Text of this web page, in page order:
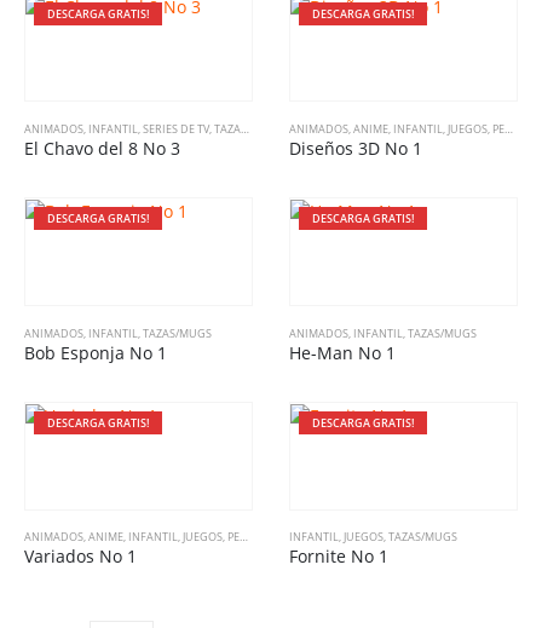
DESCARGA GRATIS!
ANIMADOS, INFANTIL,SERIES DE TV,TAZAS/MUGS
El Chavo del 8 No 3
DESCARGA GRATIS!
ANIMADOS,ANIME, INFANTIL, JUEGOS, PELÍCULAS
Diseños 3D No 1
DESCARGA GRATIS!
ANIMADOS INFANTIL TAZAS/MUGS
Bob Esponja No 1
DESCARGA GRATIS!
ANIMADOS INFANTIL TAZAS/MUGS
He-Man No 1
DESCARGA GRATIS!
ANIMADOS,ANIME, INFANTIL, JUEGOS, PELÍCULAS SERIES DE TV,TAZAS/MUGS,VARIADO
Variados No 1
DESCARGA GRATIS!
INFANTIL, JUEGOS,TAZAS/MUGS
Fornite No 1